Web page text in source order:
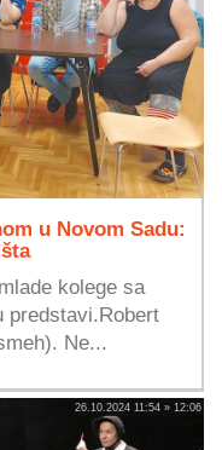
u Novom Sadu:
kolege sa
predstavi.Robert
Ne...
26.10.2024 11:54 » 12:06